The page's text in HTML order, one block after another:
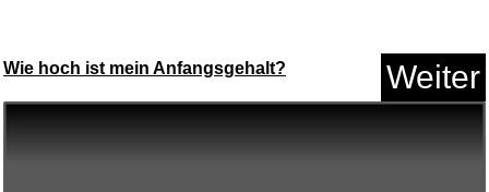
Anzeige
Wie hoch ist mein Anfangsgehalt? Weiter